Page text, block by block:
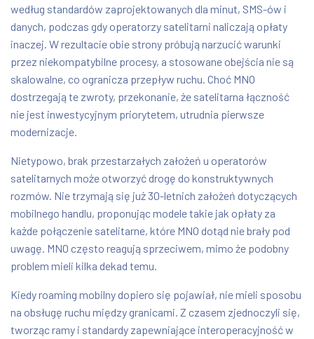
według standardów zaprojektowanych dla minut, SMS-ów i
danych, podczas gdy operatorzy satelitarni naliczają opłaty
inaczej. W rezultacie obie strony próbują narzucić warunki
przez niekompatybilne procesy, a stosowane obejścia nie są
skalowalne, co ogranicza przepływ ruchu. Choć MNO
dostrzegają te zwroty, przekonanie, że satelitarna łączność
nie jest inwestycyjnym priorytetem, utrudnia pierwsze
modernizacje.
Nietypowo, brak przestarzałych założeń u operatorów
satelitarnych może otworzyć drogę do konstruktywnych
rozmów. Nie trzymają się już 30-letnich założeń dotyczących
mobilnego handlu, proponując modele takie jak opłaty za
każde połączenie satelitarne, które MNO dotąd nie brały pod
uwagę. MNO często reagują sprzeciwem, mimo że podobny
problem mieli kilka dekad temu.
Kiedy roaming mobilny dopiero się pojawiał, nie mieli sposobu
na obsługę ruchu między granicami. Z czasem zjednoczyli się,
tworząc ramy i standardy zapewniające interoperacyjność w